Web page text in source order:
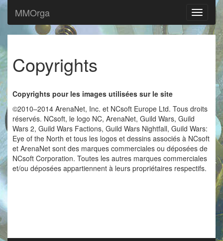
MMOrga
Copyrights
Copyrights pour les images utilisées sur le site
©2010–2014 ArenaNet, Inc. et NCsoft Europe Ltd. Tous droits
réservés. NCsoft, le logo NC, ArenaNet, Guild Wars, Guild
Wars 2, Guild Wars Factions, Guild Wars Nightfall, Guild Wars:
Eye of the North et tous les logos et dessins associés à NCsoft
et ArenaNet sont des marques commerciales ou déposées de
NCsoft Corporation. Toutes les autres marques commerciales
et/ou déposées appartiennent à leurs propriétaires respectifs.